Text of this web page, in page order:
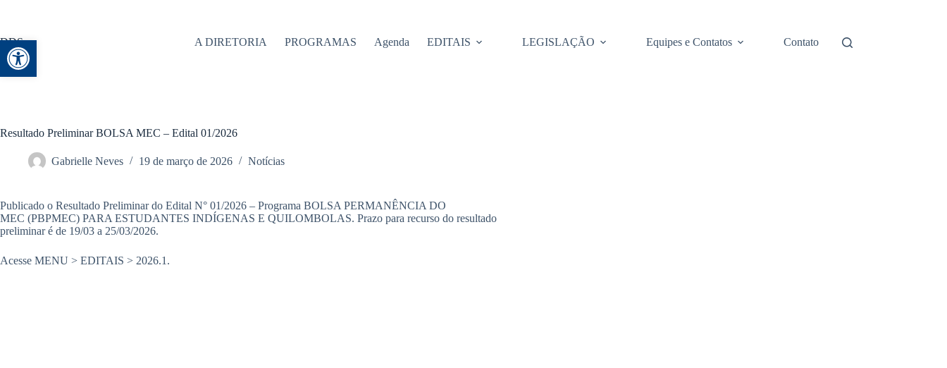
Abrir a barra de ferramentas
DDS A DIRETORIA PROGRAMAS Agenda EDITAIS LEGISLAÇÃO Equipes e Contatos Contato
Resultado Preliminar BOLSA MEC – Edital 01/2026
Gabrielle Neves 19 de março de 2026 Notícias
Publicado o Resultado Preliminar do Edital N° 01/2026 – Programa BOLSA PERMANÊNCIA DO
MEC (PBPMEC) PARA ESTUDANTES INDÍGENAS E QUILOMBOLAS. Prazo para recurso do resultado
preliminar é de 19/03 a 25/03/2026.
Acesse MENU > EDITAIS > 2026.1.